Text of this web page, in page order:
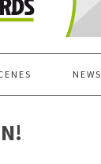
NEWS